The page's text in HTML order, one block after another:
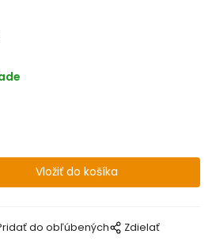
do obľúbených Zdielať